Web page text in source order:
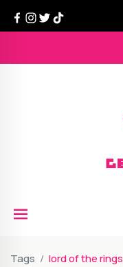
Tags lord of the rings